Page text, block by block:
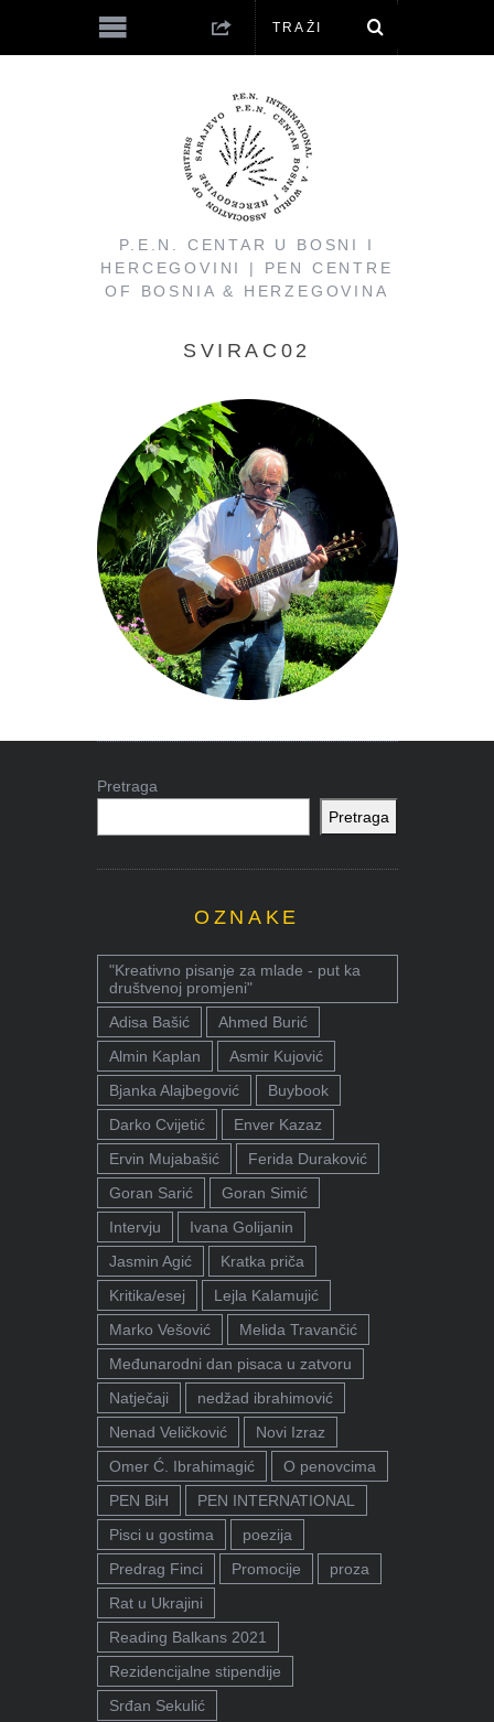
P.E.N. CENTAR U BOSNI I
HERCEGOVINI | PEN CENTRE
OF BOSNIA & HERZEGOVINA
SVIRAC02
Pretraga
Pretraga
OZNAKE
"Kreativno pisanje za mlade - put ka
društvenoj promjeni"
Adisa Bašić
Ahmed Burić
Almin Kaplan
Asmir Kujović
Bjanka Alajbegović
Buybook
Darko Cvijetić
Enver Kazaz
Ervin Mujabašić
Ferida Duraković
Goran Sarić
Goran Simić
Intervju
Ivana Golijanin
Jasmin Agić
Kratka priča
Kritika/esej
Lejla Kalamujić
Marko Vešović
Melida Travančić
Međunarodni dan pisaca u zatvoru
Natječaji
nedžad ibrahimović
Nenad Veličković
Novi Izraz
Omer Ć. Ibrahimagić
O penovcima
PEN BiH
PEN INTERNATIONAL
Pisci u gostima
poezija
Predrag Finci
Promocije
proza
Rat u Ukrajini
Reading Balkans 2021
Rezidencijalne stipendije
Srđan Sekulić